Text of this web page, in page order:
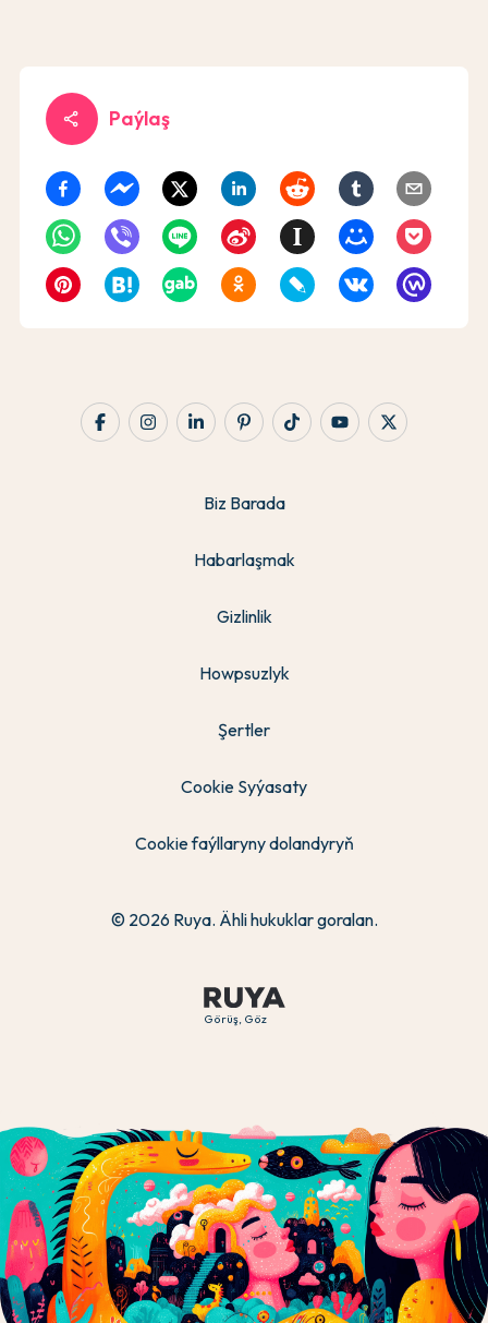
share Paýlaş
Görüş, Göz
Biz Barada
Habarlaşmak
Gizlinlik
Howpsuzlyk
Şertler
Cookie Syýasaty
Cookie faýllaryny dolandyryň
© 2026 Ruya. Ähli hukuklar goralan.